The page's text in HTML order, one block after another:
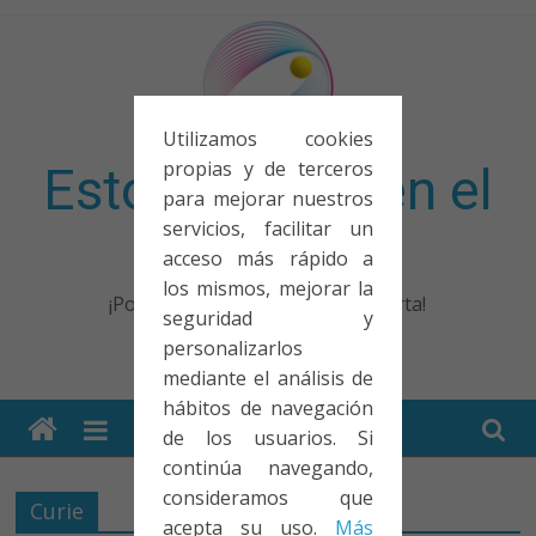
Utilizamos cookies
propias y de terceros
para mejorar nuestros
servicios, facilitar un
acceso más rápido a
los mismos, mejorar la
seguridad y
personalizarlos
mediante el análisis de
hábitos de navegación
de los usuarios. Si
continúa navegando,
consideramos que
acepta su uso. Más
Esto no entra en el
examen
¡Porque no solo el examen importa!
Curie